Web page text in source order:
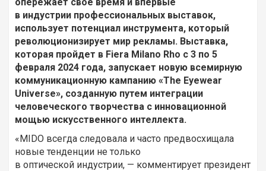
в индустрии профессиональных выставок,
использует потенциал инструмента, который
революционизирует мир рекламы. Выставка,
которая пройдет в Fiera Milano Rho с 3 по 5
февраля 2024 года, запускает новую всемирную
коммуникационную кампанию «The Eyewear
Universe», созданную путем интеграции
человеческого творчества с инновационной
мощью искусственного интеллекта.
«MIDO всегда следовала и часто предвосхищала
новые тенденции не только
в оптической индустрии, — комментирует президент